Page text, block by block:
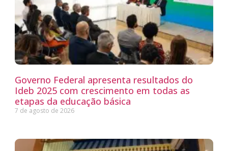
Governo Federal apresenta resultados do
Ideb 2025 com crescimento em todas as
etapas da educação básica
7 de agosto de 2026